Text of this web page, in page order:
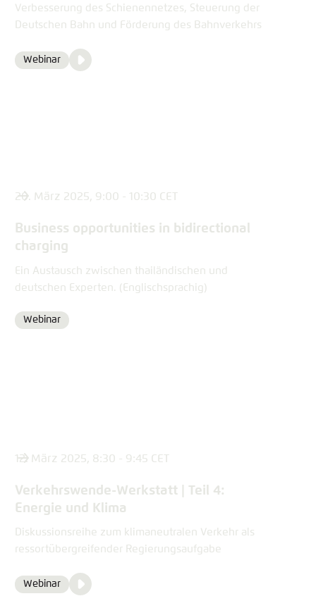
Verbesserung des Schienennetzes, Steuerung der
Deutschen Bahn und Förderung des Bahnverkehrs
Format
Webinar
Media
Video
20. März 2025, 9:00 - 10:30 CET
Business opportunities in bidirectional
charging
Ein Austausch zwischen thailändischen und
deutschen Experten. (Englischsprachig)
Format
Webinar
12. März 2025, 8:30 - 9:45 CET
Verkehrswende-Werkstatt | Teil 4:
Energie und Klima
Diskussionsreihe zum klimaneutralen Verkehr als
ressortübergreifender Regierungsaufgabe
Format
Webinar
Media
Video